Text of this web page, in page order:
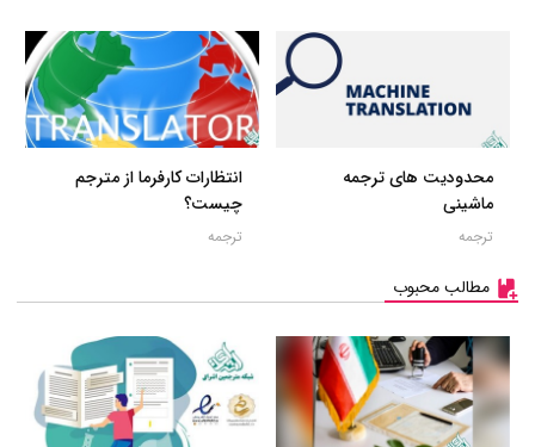
محدودیت های ترجمه
ماشینی
ترجمه
انتظارات کارفرما از مترجم
چیست؟
ترجمه
مطالب محبوب